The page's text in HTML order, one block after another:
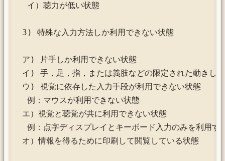
  イ）聴力が低い状態
3) 特殊な入力方法しか利用できない状態
ア) 片手しか利用できない状態
イ) 手，足，指，または義肢などの限定された動きし
ウ) 視覚に依存した入力手段が利用できない状態
  例：マウスが利用できない状態
エ）視覚と聴覚が共に利用できない状態
例：点字ディスプレイとキーボード入力のみを利用す
オ）情報を得るために印刷して閲覧している状態